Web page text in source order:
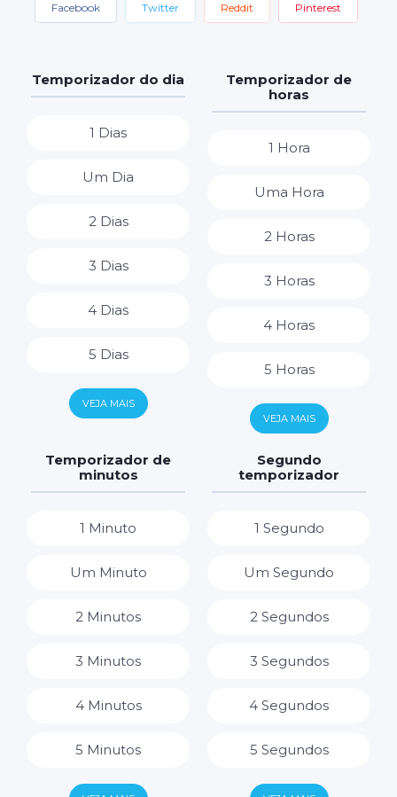
Facebook Twitter Reddit Pinterest
Temporizador do dia
1 Dias
Um Dia
2 Dias
3 Dias
4 Dias
5 Dias
6 Dias
VEJA MAIS
Temporizador de
horas
1 Hora
Uma Hora
2 Horas
3 Horas
4 Horas
5 Horas
6 Horas
7 Horas
VEJA MAIS
Temporizador de
minutos
1 Minuto
Um Minuto
2 Minutos
3 Minutos
4 Minutos
5 Minutos
Segundo
temporizador
1 Segundo
Um Segundo
2 Segundos
3 Segundos
4 Segundos
5 Segundos